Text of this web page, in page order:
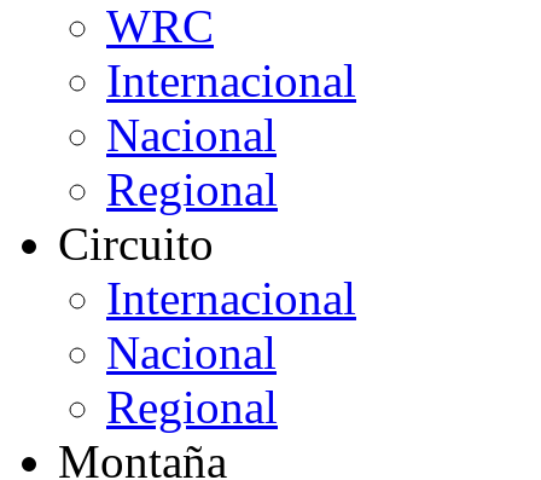
WRC
Internacional
Nacional
Regional
Circuito
Internacional
Nacional
Regional
Montaña